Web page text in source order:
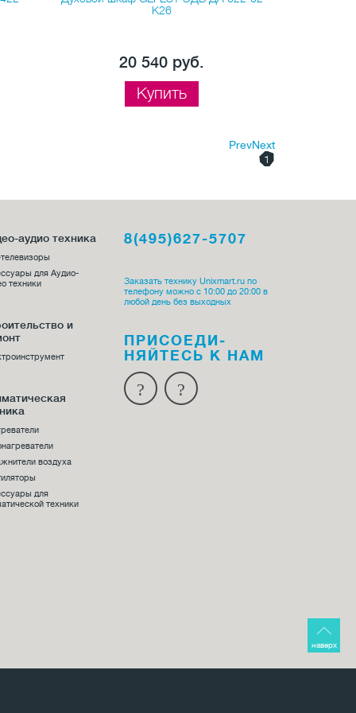
К26
20 540 руб.
Купить
PrevNext
1
аудио техника
для Аудио-
техники
и
воздуха
для
техники
8(495)627-5707
Заказать технику Unixmart.ru по
телефону можно с 10:00 до 20:00 в
любой день без выходных
ПРИСОЕДИ­
НЯЙТЕСЬ К НАМ
наверх